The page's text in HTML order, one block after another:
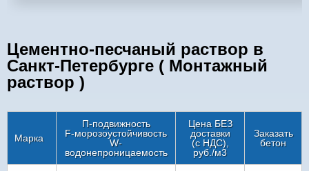
Цементно-песчаный раствор в
Санкт-Петербурге ( Монтажный
раствор )
Марка
П-подвижность
F-морозоустойчивость
W-
водонепроницаемость
Цена БЕЗ
доставки
(с НДС),
руб./м3
Заказать
бетон